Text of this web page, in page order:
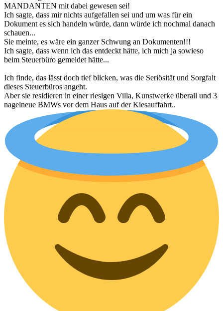
MANDANTEN mit dabei gewesen sei!
Ich sagte, dass mir nichts aufgefallen sei und um was für ein
Dokument es sich handeln würde, dann würde ich nochmal danach
schauen...
Sie meinte, es wäre ein ganzer Schwung an Dokumenten!!!
Ich sagte, dass wenn ich das entdeckt hätte, ich mich ja sowieso
beim Steuerbüro gemeldet hätte...
Ich finde, das lässt doch tief blicken, was die Seriösität und Sorgfalt
dieses Steuerbüros angeht.
Aber sie residieren in einer riesigen Villa, Kunstwerke überall und 3
nagelneue BMWs vor dem Haus auf der Kiesauffahrt..